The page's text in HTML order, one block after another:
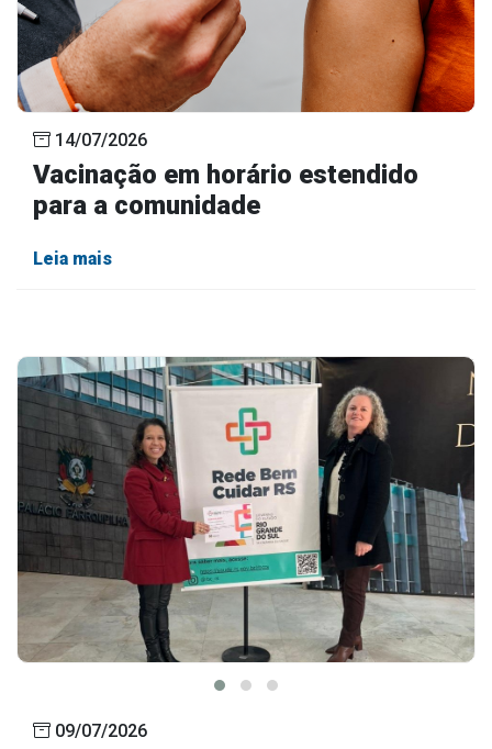
14/07/2026
Vacinação em horário estendido
para a comunidade
Leia mais
09/07/2026